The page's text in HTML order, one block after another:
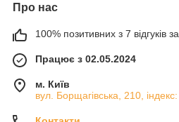
Про нас
100% позитивних з 7 відгуків за
Працює з 02.05.2024
м. Київ
вул. Борщагівська, 210,